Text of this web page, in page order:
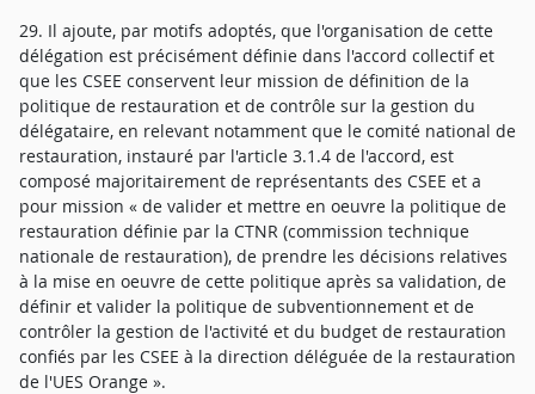
29. Il ajoute, par motifs adoptés, que l'organisation de cette
délégation est précisément définie dans l'accord collectif et
que les CSEE conservent leur mission de définition de la
politique de restauration et de contrôle sur la gestion du
délégataire, en relevant notamment que le comité national de
restauration, instauré par l'article 3.1.4 de l'accord, est
composé majoritairement de représentants des CSEE et a
pour mission « de valider et mettre en oeuvre la politique de
restauration définie par la CTNR (commission technique
nationale de restauration), de prendre les décisions relatives
à la mise en oeuvre de cette politique après sa validation, de
définir et valider la politique de subventionnement et de
contrôler la gestion de l'activité et du budget de restauration
confiés par les CSEE à la direction déléguée de la restauration
de l'UES Orange ».